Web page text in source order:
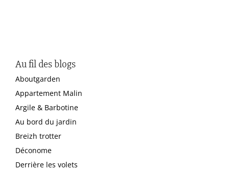
Au fil des blogs
Aboutgarden
Appartement Malin
Argile & Barbotine
Au bord du jardin
Breizh trotter
Déconome
Derrière les volets